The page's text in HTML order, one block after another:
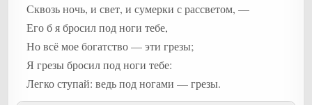
Сквозь ночь, и свет, и сумерки с рассветом, —
Его б я бросил под ноги тебе,
Но всё мое богатство — эти грезы;
Я грезы бросил под ноги тебе:
Легко ступай: ведь под ногами — грезы.